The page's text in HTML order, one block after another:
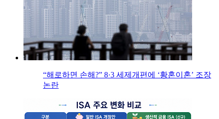
“해로하면 손해?” 8·3 세제개편에 ‘황혼이혼’ 조장
논란